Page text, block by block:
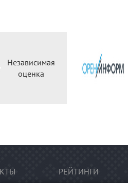
Независимая
оценка
РЕЙТИНГИ